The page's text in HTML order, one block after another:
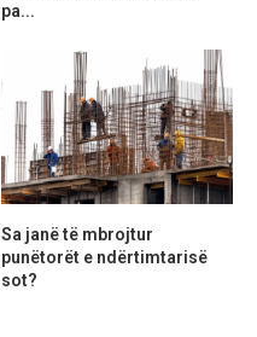
pa...
Sa janë të mbrojtur
punëtorët e ndërtimtarisë
sot?